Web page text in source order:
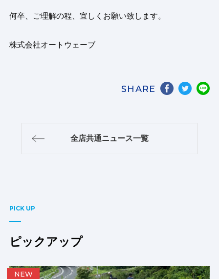
何卒、ご理解の程、宜しくお願い致します。
株式会社オートウェーブ
SHARE
全店共通ニュース一覧
PICK UP
ピックアップ
NEW